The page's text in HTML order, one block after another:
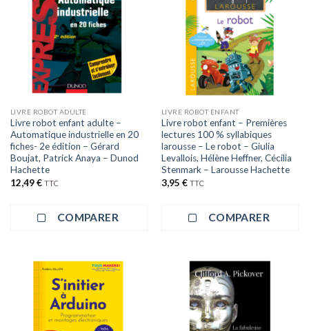
LIVRE ROBOT ADULTE
Livre robot enfant adulte –
Automatique industrielle en 20
fiches- 2e édition – Gérard
Boujat, Patrick Anaya – Dunod
Hachette
12,49€ TTC
COMPARER
LIVRE ROBOT ENFANT
Livre robot enfant – Premières
lectures 100 % syllabiques
larousse – Le robot – Giulia
Levallois, Hélène Heffner, Cécilia
Stenmark – Larousse Hachette
3,95 € TTC
COMPARER